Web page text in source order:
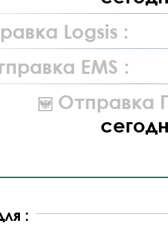
Logsis :
EMS :
Отправка
: